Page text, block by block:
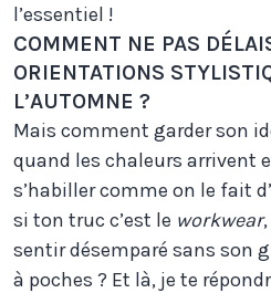
l’essentiel !
COMMENT NE PAS
ORIENTATIONS
L’AUTOMNE ?
Mais comment garder son
quand les chaleurs arrivent
s’habiller comme on le fait
si ton truc c’est le workwear
sentir désemparé sans son
à poches ? Et là, je te